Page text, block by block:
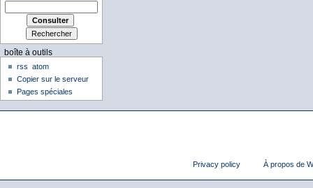
boîte à outils
rss
atom
Copier sur le serveur
Pages spéciales
Privacy policy À propos de